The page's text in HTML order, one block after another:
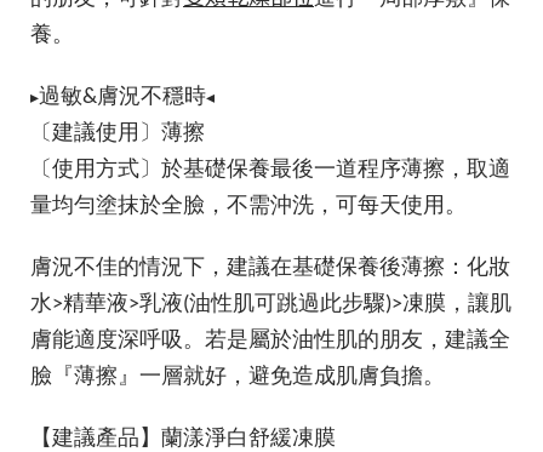
養。
▸過敏&膚況不穩時◂
〔建議使用〕薄擦
〔使用方式〕於基礎保養最後一道程序薄擦，取適
量均勻塗抹於全臉，不需沖洗，可每天使用。
膚況不佳的情況下，建議在基礎保養後薄擦：化妝
水>精華液>乳液(油性肌可跳過此步驟)>凍膜，讓肌
膚能適度深呼吸。若是屬於油性肌的朋友，建議全
臉『薄擦』一層就好，避免造成肌膚負擔。
【建議產品】蘭漾淨白舒緩凍膜